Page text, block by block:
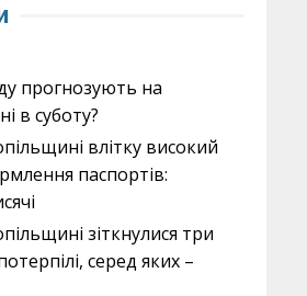
прогнозують на
в суботу?
влітку високий
паспортів:
зіткнулися три
серед яких –